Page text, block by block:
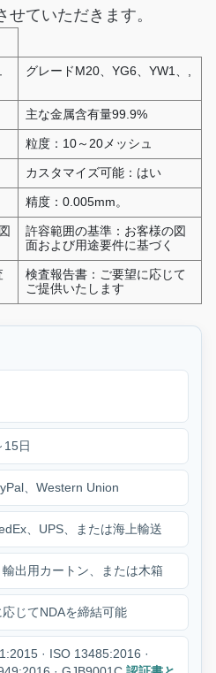
ていただきます。
グレードM20、YG6、YW1、,
主な金属含有量99.9%
粒度：10～20メッシュ
カスタマイズ可能：はい
精度：0.005mm。
許容範囲の基準：お客様の図
面および用途要件に基づく
検査報告書：ご要望に応じて
ご提供いたします
15日
、Western Union
、UPS、または海上輸送
出用カートン、または木箱
応じてNDAを締結可能
· ISO 13485:2016 ·